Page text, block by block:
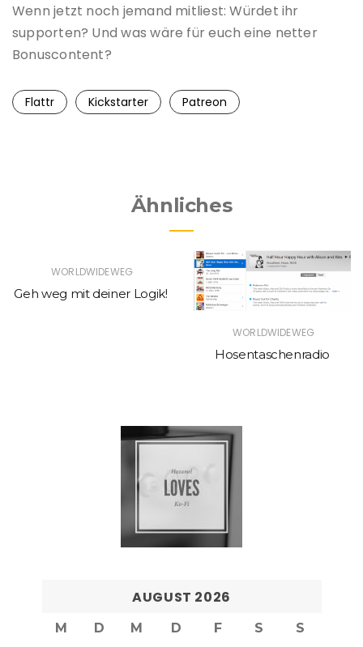
Wenn jetzt noch jemand mitliest: Würdet ihr
supporten? Und was wäre für euch eine netter
Bonuscontent?
Flattr Kickstarter Patreon
Ähnliches
WORLDWIDEWEG
Geh weg mit deiner Logik!
WORLDWIDEWEG
Hosentaschenradio
AUGUST 2026
M D M D F S
S